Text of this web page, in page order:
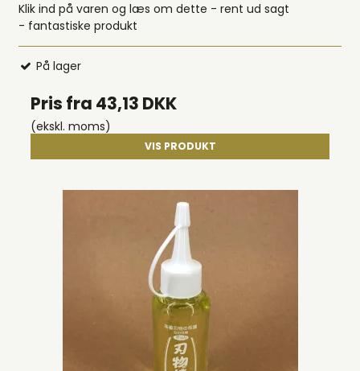
Klik ind på varen og læs om dette - rent ud sagt
- fantastiske produkt
På lager
Pris fra 43,13 DKK
(ekskl. moms)
VIS PRODUKT